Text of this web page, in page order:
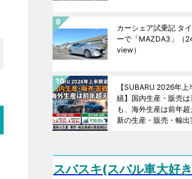
カーシェア試乗記 タ
ーで「MAZDA3」
（
view）
【SUBARU 2026年上
績】国内生産・販売は
も、海外生産は前年
新の生産・販売・輸出
スバスキ(スバル車大好